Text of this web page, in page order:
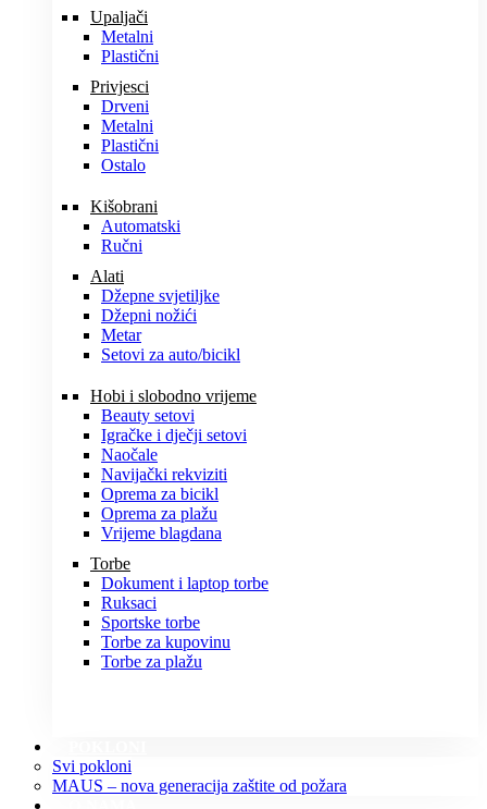
Upaljači
Metalni
Plastični
Privjesci
Drveni
Metalni
Plastični
Ostalo
Kišobrani
Automatski
Ručni
Alati
Džepne svjetiljke
Džepni nožići
Metar
Setovi za auto/bicikl
Hobi i slobodno vrijeme
Beauty setovi
Igračke i dječji setovi
Naočale
Navijački rekviziti
Oprema za bicikl
Oprema za plažu
Vrijeme blagdana
Torbe
Dokument i laptop torbe
Ruksaci
Sportske torbe
Torbe za kupovinu
Torbe za plažu
Svi pokloni
MAUS – nova generacija zaštite od požara